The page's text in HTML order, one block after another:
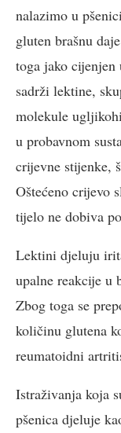
nalazimo u
gluten brašnu
toga jako
sadrži lektine,
molekule
u probavnom
crijevne stijenke,
Oštećeno crijevo
tijelo ne dobiva
Lektini djeluju
upalne reakcije u
Zbog toga se
količinu glutena
reumatoidni
Istraživanja koja
pšenica djeluje